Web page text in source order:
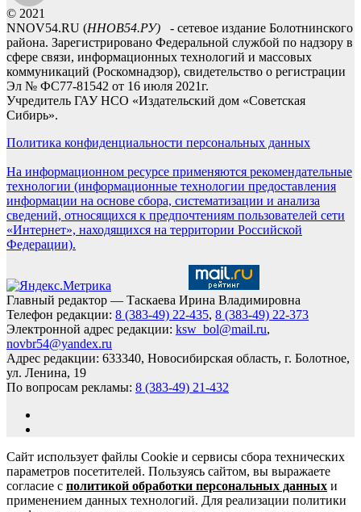
© 2021
NNOV54.RU (ННОВ54.РУ) - сетевое издание Болотнинского
района. Зарегистрировано Федеральной службой по надзору в
сфере связи, информационных технологий и массовых
коммуникаций (Роскомнадзор), свидетельство о регистрации
Эл № ФС77-81542 от 16 июля 2021г.
Учредитель ГАУ НСО «Издательский дом «Советская
Сибирь».
Политика конфиденциальности персональных данных
На информационном ресурсе применяются рекомендательные
технологии (информационные технологии предоставления
информации на основе сбора, систематизации и анализа
сведений, относящихся к предпочтениям пользователей сети
«Интернет», находящихся на территории Российской
Федерации).
Главный редактор — Таскаева Ирина Владимировна
Телефон редакции: 8 (383-49) 22-435, 8 (383-49) 22-373
Электронной адрес редакции: ksw_bol@mail.ru,
novbr54@yandex.ru
Адрес редакции: 633340, Новосибирская область, г. Болотное,
ул. Ленина, 19
По вопросам рекламы: 8 (383-49) 21-432
Сайт использует файлы Cookie и сервисы сбора технических
параметров посетителей. Пользуясь сайтом, вы выражаете
согласие с политикой обработки персональных данных и
применением данных технологий. Для реализации политики